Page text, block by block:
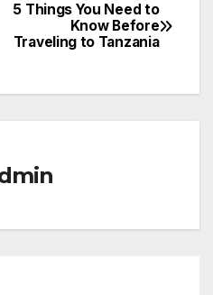
5 Things You Need to
Know Before
Traveling to Tanzania